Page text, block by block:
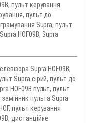
пульт керування
пульт до
Supra, пульт
HOF09B, Supra
Supra HOF09B,
Supra сірий, пульт до
HOF09B пульт, пульт
пульта Supra
пульт керування
дистанційне